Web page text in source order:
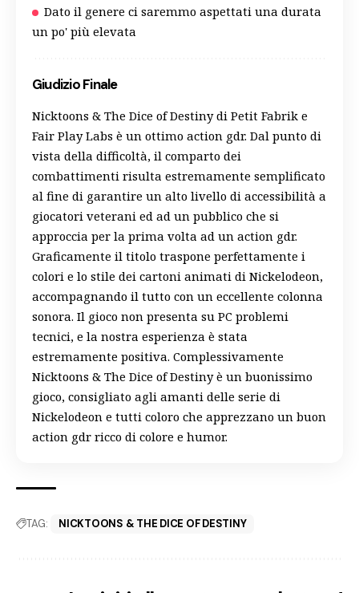
Dato il genere ci saremmo aspettati una durata
un po' più elevata
Giudizio Finale
Nicktoons & The Dice of Destiny di Petit Fabrik e
Fair Play Labs è un ottimo action gdr. Dal punto di
vista della difficoltà, il comparto dei
combattimenti risulta estremamente semplificato
al fine di garantire un alto livello di accessibilità a
giocatori veterani ed ad un pubblico che si
approccia per la prima volta ad un action gdr.
Graficamente il titolo traspone perfettamente i
colori e lo stile dei cartoni animati di Nickelodeon,
accompagnando il tutto con un eccellente colonna
sonora. Il gioco non presenta su PC problemi
tecnici, e la nostra esperienza è stata
estremamente positiva. Complessivamente
Nicktoons & The Dice of Destiny è un buonissimo
gioco, consigliato agli amanti delle serie di
Nickelodeon e tutti coloro che apprezzano un buon
action gdr ricco di colore e humor.
TAG: NICKTOONS & THE DICE OF DESTINY